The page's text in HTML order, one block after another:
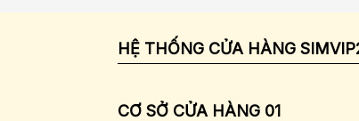
HỆ THỐNG CỬA HÀNG
CƠ SỞ CỬA HÀNG 01